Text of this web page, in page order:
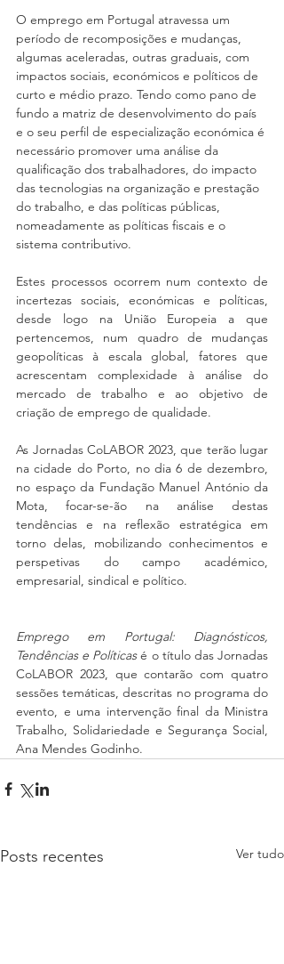
O emprego em Portugal atravessa um
período de recomposições e mudanças,
algumas aceleradas, outras graduais, com
impactos sociais, económicos e políticos de
curto e médio prazo. Tendo como pano de
fundo a matriz de desenvolvimento do país
e o seu perfil de especialização económica é
necessário promover uma análise da
qualificação dos trabalhadores, do impacto
das tecnologias na organização e prestação
do trabalho, e das políticas públicas,
nomeadamente as políticas fiscais e o
sistema contributivo.
Estes processos ocorrem num contexto de
incertezas sociais, económicas e políticas,
desde logo na União Europeia a que
pertencemos, num quadro de mudanças
geopolíticas à escala global, fatores que
acrescentam complexidade à análise do
mercado de trabalho e ao objetivo de
criação de emprego de qualidade.
As Jornadas CoLABOR 2023, que terão lugar
na cidade do Porto, no dia 6 de dezembro,
no espaço da Fundação Manuel António da
Mota, focar-se-ão na análise destas
tendências e na reflexão estratégica em
torno delas, mobilizando conhecimentos e
perspetivas do campo académico,
empresarial, sindical e político.
Emprego em Portugal: Diagnósticos,
Tendências e Políticas é o título das Jornadas
CoLABOR 2023, que contarão com quatro
sessões temáticas, descritas no programa do
evento, e uma intervenção final da Ministra
Trabalho, Solidariedade e Segurança Social,
Ana Mendes Godinho.
Posts recentes Ver tudo